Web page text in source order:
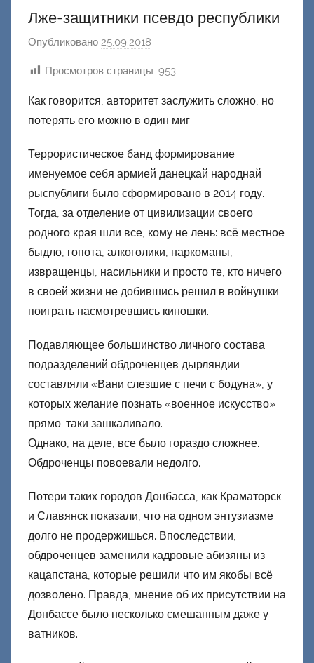
Лже-защитники псевдо республики
Опубликовано 25.09.2018
т
о
р
м
Ф
а
о
н
е
к
и
й
Просмотров страницы: 953
Как говорится, авторитет заслужить сложно, но
потерять его можно в один миг.
Террористическое банд формирование
именуемое себя армией данецкай народнай
рыспублиги было сформировано в 2014 году.
Тогда, за отделение от цивилизации своего
родного края шли все, кому не лень: всё местное
быдло, гопота, алкоголики, наркоманы,
извращенцы, насильники и просто те, кто ничего
в своей жизни не добившись решил в войнушки
поиграть насмотревшись киношки.
Подавляющее большинство личного состава
подразделений обдроченцев дырляндии
составляли «Вани слезшие с печи с бодуна», у
которых желание познать «военное искусство»
прямо-таки зашкаливало.
Однако, на деле, все было гораздо сложнее.
Обдроченцы повоевали недолго.
Потери таких городов Донбасса, как Краматорск
и Славянск показали, что на одном энтузиазме
долго не продержишься. Впоследствии,
обдроченцев заменили кадровые абизяны из
кацапстана, которые решили что им якобы всё
дозволено. Правда, мнение об их присутствии на
Донбассе было несколько смешанным даже у
ватников.